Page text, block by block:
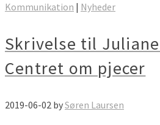
Kommunikation | Nyheder
Skrivelse til
Centret om pjecer
2019-06-02 bySøren Laursen